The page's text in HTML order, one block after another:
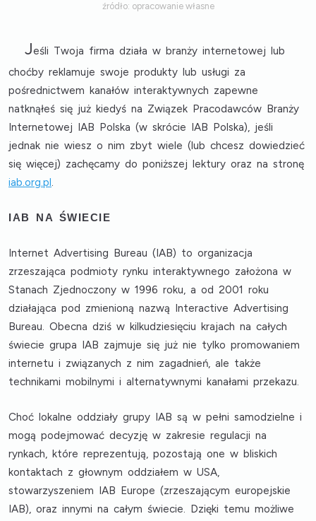
źródło: opracowanie własne
Jeśli Twoja firma działa w branży internetowej lub
choćby reklamuje swoje produkty lub usługi za
pośrednictwem kanałów interaktywnych zapewne
natknąłeś się już kiedyś na Związek Pracodawców Branży
Internetowej IAB Polska (w skrócie IAB Polska), jeśli
jednak nie wiesz o nim zbyt wiele (lub chcesz dowiedzieć
się więcej) zachęcamy do poniższej lektury oraz na stronę
iab.org.pl.
IAB NA ŚWIECIE
Internet Advertising Bureau (IAB) to organizacja
zrzeszającapodmioty rynku interaktywnego założona w
Stanach Zjednoczony w 1996 roku, a od 2001 roku
działająca pod zmienioną nazwą Interactive Advertising
Bureau. Obecna dziś w kilkudziesięciu krajach na całych
świecie grupa IAB zajmuje się już nie tylko promowaniem
internetu i związanych z nim zagadnień, ale także
technikami mobilnymi i alternatywnymi kanałami przekazu.
Choć lokalne oddziały grupy IAB są w pełni samodzielne i
mogą podejmować decyzję w zakresie regulacji na
rynkach, które reprezentują, pozostają one w bliskich
kontaktach z głownym oddziałem w USA,
stowarzyszeniem IAB Europe (zrzeszającym europejskie
IAB), oraz innymi na całym świecie. Dzięki temu możliwe